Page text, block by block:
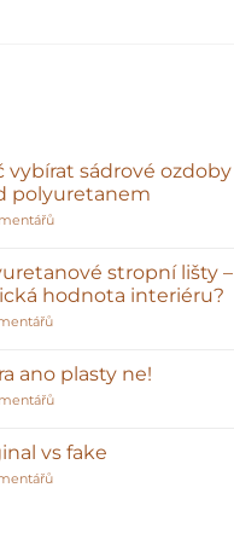
vybírat sádrové ozdoby
polyuretanem
u
názvem
Proč
vybírat
stropní lišty –
hodnota interiéru?
u
názvem
Polyuretanové
stropní
klasická
hodnota
interiéru?
ano plasty ne!
u
názvem
Sádra
vs fake
u